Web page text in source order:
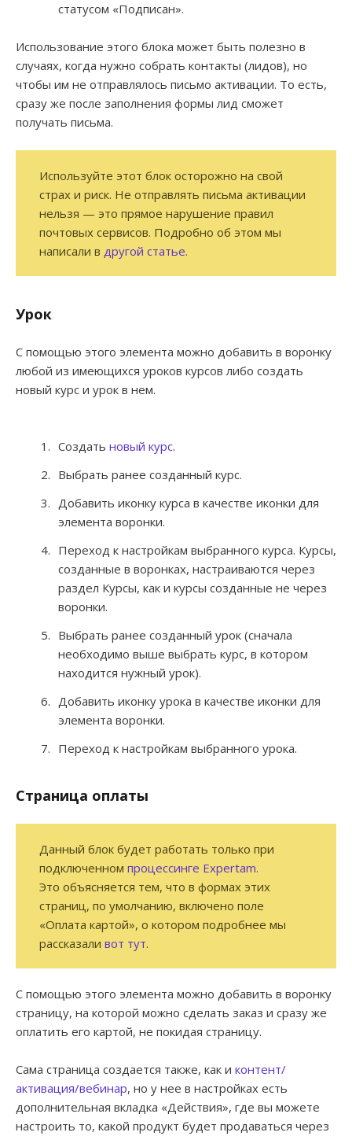
статусом «Подписан».
Использование этого блока может быть полезно в
случаях, когда нужно собрать контакты (лидов), но
чтобы им не отправлялось письмо активации. То есть,
сразу же после заполнения формы лид сможет
получать письма.
Используйте этот блок осторожно на свой
страх и риск. Не отправлять письма активации
нельзя — это прямое нарушение правил
почтовых сервисов. Подробно об этом мы
написали в другой статье.
Урок
С помощью этого элемента можно добавить в воронку
любой из имеющихся уроков курсов либо создать
новый курс и урок в нем.
Создать новый курс.
Выбрать ранее созданный курс.
Добавить иконку курса в качестве иконки для
элемента воронки.
Переход к настройкам выбранного курса. Курсы,
созданные в воронках, настраиваются через
раздел Курсы, как и курсы созданные не через
воронки.
Выбрать ранее созданный урок (сначала
необходимо выше выбрать курс, в котором
находится нужный урок).
Добавить иконку урока в качестве иконки для
элемента воронки.
Переход к настройкам выбранного урока.
Страница оплаты
Данный блок будет работать только при
подключенном процессинге Expertam.
Это объясняется тем, что в формах этих
страниц, по умолчанию, включено поле
«Оплата картой», о котором подробнее мы
рассказали вот тут.
С помощью этого элемента можно добавить в воронку
страницу, на которой можно сделать заказ и сразу же
оплатить его картой, не покидая страницу.
Сама страница создается также, как и контент/
активация/вебинар, но у нее в настройках есть
дополнительная вкладка «Действия», где вы можете
настроить то, какой продукт будет продаваться через